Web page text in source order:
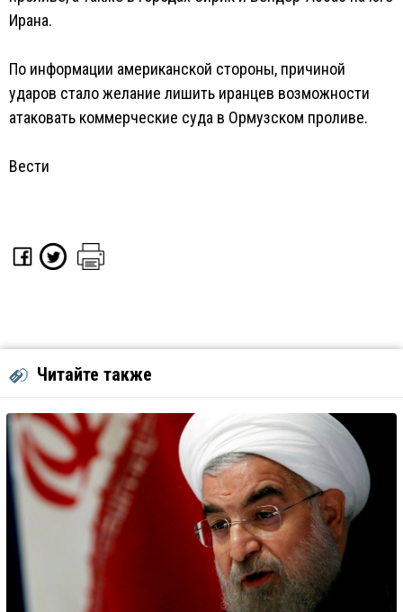
Ирана.
По информации американской стороны, причиной
ударов стало желание лишить иранцев возможности
атаковать коммерческие суда в Ормузском проливе.
Вести
Читайте также